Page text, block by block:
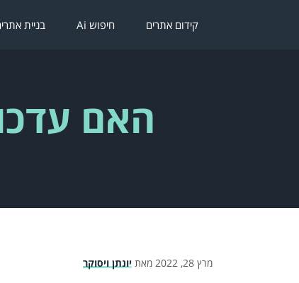
קידום אתרים חיפוש Ai בניית
האם
מרץ 28, 2022 מאת יונתן ויסוקר